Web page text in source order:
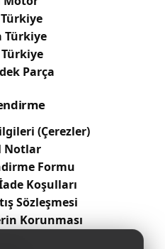
Türkiye
Parça
(Çerezler)
Notlar
Formu
Koşulları
Sözleşmesi
Korunması